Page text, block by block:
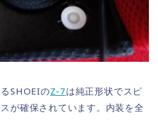
SHOEIのZ-7は純正形状でスピ
が確保されています。内装を全